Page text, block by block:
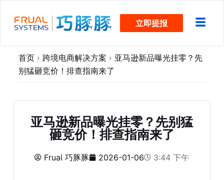
过
立即提报
首页 › 跨境电商解决方案 › 亚马逊新品曝光挂零？先
别猛砸竞价！排查指南来了
亚马逊新品曝光挂零？先别猛
砸竞价！排查指南来了
Frual 巧豚豚 2026-01-06 3:44 下午